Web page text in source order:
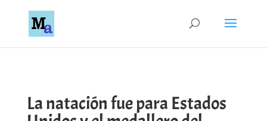
La natación fue para Estados